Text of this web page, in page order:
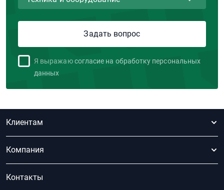
Я выражаю согласие на обработку персональных
данных
Клиентам
Компания
Контакты